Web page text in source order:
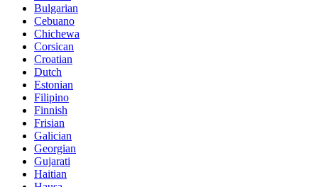
Bulgarian
Cebuano
Chichewa
Corsican
Croatian
Dutch
Estonian
Filipino
Finnish
Frisian
Galician
Georgian
Gujarati
Haitian